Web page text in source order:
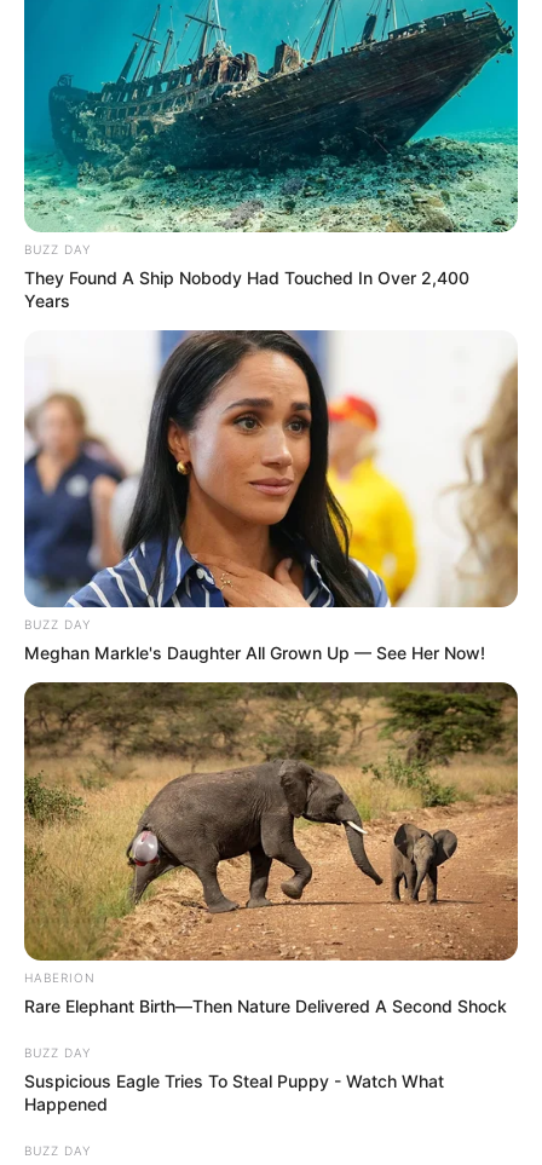
BUZZ DAY
They Found A Ship Nobody Had Touched In Over 2,400
Years
BUZZ DAY
Meghan Markle's Daughter All Grown Up — See Her Now!
HABERION
Rare Elephant Birth—Then Nature Delivered A Second Shock
BUZZ DAY
Suspicious Eagle Tries To Steal Puppy - Watch What
Happened
BUZZ DAY